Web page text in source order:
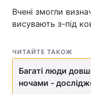
Вчені змогли
висувають з-під
ЧИТАЙТЕ ТАКОЖ
Багаті люди
ночами -